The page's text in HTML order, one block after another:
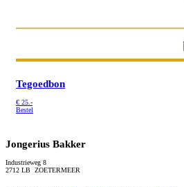
Tegoedbon
€ 25.-
Bestel
Jongerius Bakker
Industrieweg 8
2712 LB ZOETERMEER